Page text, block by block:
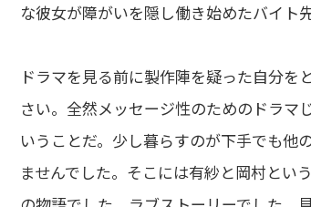
な彼女が障がいを隠し働き始めたバイ
ドラマを見る前に製作陣を疑った自分を
さい。全然メッセージ性のためのドラマ
いうことだ。少し暮らすのが下手でも他
ませんでした。そこには有紗と岡村とい